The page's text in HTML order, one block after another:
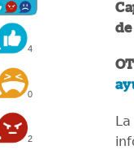
4
0
2